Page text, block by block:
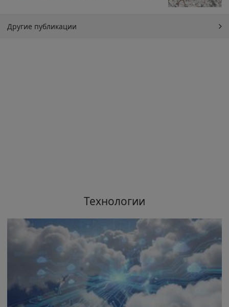
Другие публикации
Технологии